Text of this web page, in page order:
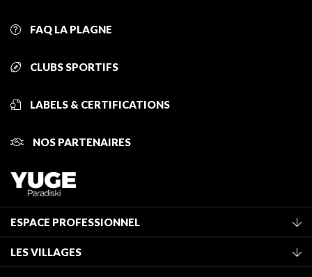
FAQ LA PLAGNE
CLUBS SPORTIFS
LABELS & CERTIFICATIONS
NOS PARTENAIRES
ESPACE PROFESSIONNEL
Classement des meublés
LES VILLAGES